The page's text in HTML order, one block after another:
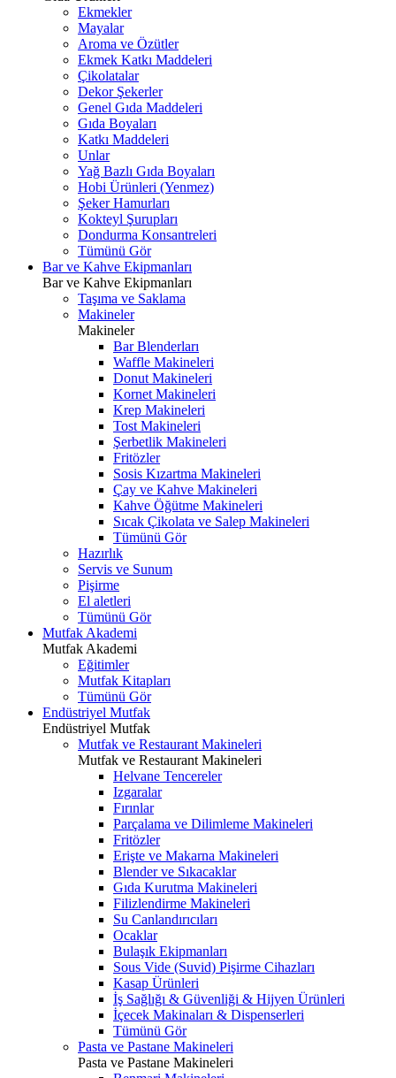
Ekmekler
Mayalar
Aroma ve Özütler
Ekmek Katkı Maddeleri
Çikolatalar
Dekor Şekerler
Genel Gıda Maddeleri
Gıda Boyaları
Katkı Maddeleri
Unlar
Yağ Bazlı Gıda Boyaları
Hobi Ürünleri (Yenmez)
Şeker Hamurları
Kokteyl Şurupları
Dondurma Konsantreleri
Tümünü Gör
Bar ve Kahve Ekipmanları
Bar ve Kahve Ekipmanları
Taşıma ve Saklama
Makineler
Makineler
Bar Blenderları
Waffle Makineleri
Donut Makineleri
Kornet Makineleri
Krep Makineleri
Tost Makineleri
Şerbetlik Makineleri
Fritözler
Sosis Kızartma Makineleri
Çay ve Kahve Makineleri
Kahve Öğütme Makineleri
Sıcak Çikolata ve Salep Makineleri
Tümünü Gör
Hazırlık
Servis ve Sunum
Pişirme
El aletleri
Tümünü Gör
Mutfak Akademi
Mutfak Akademi
Eğitimler
Mutfak Kitapları
Tümünü Gör
Endüstriyel Mutfak
Endüstriyel Mutfak
Mutfak ve Restaurant Makineleri
Mutfak ve Restaurant Makineleri
Helvane Tencereler
Izgaralar
Fırınlar
Parçalama ve Dilimleme Makineleri
Fritözler
Erişte ve Makarna Makineleri
Blender ve Sıkacaklar
Gıda Kurutma Makineleri
Filizlendirme Makineleri
Su Canlandırıcıları
Ocaklar
Bulaşık Ekipmanları
Sous Vide (Suvid) Pişirme Cihazları
Kasap Ürünleri
İş Sağlığı & Güvenliği & Hijyen Ürünleri
İçecek Makinaları & Dispenserleri
Tümünü Gör
Pasta ve Pastane Makineleri
Pasta ve Pastane Makineleri